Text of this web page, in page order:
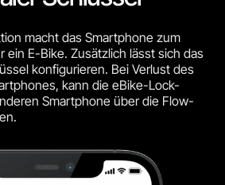
macht das Smartphone zum
ein E-Bike. Zusätzlich lässt sich das
konfigurieren. Bei Verlust des
kann die eBike-Lock-
Smartphone über die Flow-